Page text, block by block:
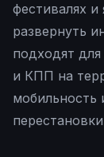
фестивалях и
развернуть
подходят
и КПП на
мобильность